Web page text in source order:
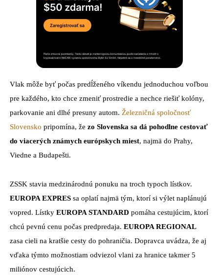
Vlak môže byť počas predĺženého víkendu jednoduchou voľbou
pre každého, kto chce zmeniť prostredie a nechce riešiť kolóny,
parkovanie ani dlhé presuny autom. Železničná spoločnosť
Slovensko pripomína, že zo Slovenska sa dá pohodlne cestovať
do viacerých známych európskych miest, najmä do Prahy,
Viedne a Budapešti.
ZSSK stavia medzinárodnú ponuku na troch typoch lístkov.
EUROPA EXPRES sa oplatí najmä tým, ktorí si výlet naplánujú
vopred. Lístky EUROPA STANDARD pomáha cestujúcim, ktorí
chcú pevnú cenu počas predpredaja. EUROPA REGIONAL
zasa cieli na kratšie cesty do pohraničia. Dopravca uvádza, že aj
vďaka týmto možnostiam odviezol vlani za hranice takmer 5
miliónov cestujúcich.